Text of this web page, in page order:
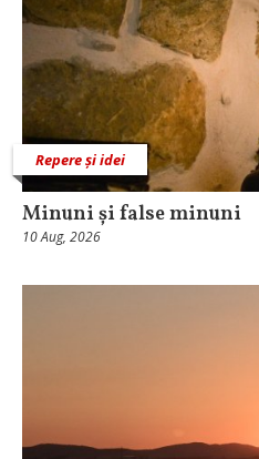
Repere și idei
Minuni și false minuni
10 Aug, 2026